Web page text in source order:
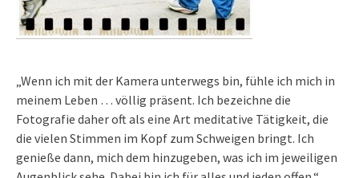
„Wenn ich mit der Kamera unterwegs bin, fühle ich mich in
meinem Leben … völlig präsent. Ich bezeichne die
Fotografie daher oft als eine Art meditative Tätigkeit, die
die vielen Stimmen im Kopf zum Schweigen bringt. Ich
genieße dann, mich dem hinzugeben, was ich im jeweiligen